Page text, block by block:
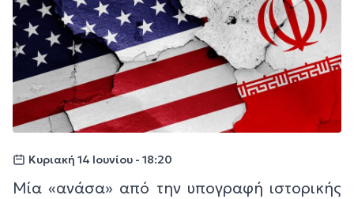
Κυριακή 14 Ιουνίου - 18:20
Μία «ανάσα» από την υπογραφή ιστορικής